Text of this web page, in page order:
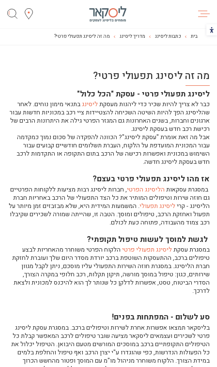
הכפתור משנה את צבעי הקונטרסט
בית כתבות ליסינג מדריך ליסינג מה זה ליסינג תפעולי פרטי?
ליסינג לעסקים-איך זה עובד?
עסקת ליסינג: כל היתרונות בכיס שלך
האם עסקת ליסינג מתאימה לעסקים קטנים?
האם ליסינג לציוד כבד משתלם?
וידאו: פתרונות ליסינג מותאמים לצרכים שלך
וידאו: האם עסקת הליסינג מתאימה לך?
נקודות למחשבה לפני ביצוע עסקת ליסינג לרכב
איזו עסקת ליסינג הכי מתאימה לך?
מה זה ליסינג?
מצא את ההבדלים: ליסינג מימוני מול ליסינג פרטי
תפעול שוטף רכב
בעל עסק-מה יותר כדאי הלוואה בבנק או עסקת ליסינג?
מימון וליסינג למשאית
יתרונות ליסינג מימוני
ליסינג מימוני או תפעולי
ליסינג מימוני שאלות נפוצות
מה זה ליסינג תפעולי פרטי?
המסמכים הנדרשים לפני ביצוע עסקת ליסינג
כיצד לבחור חברת ליסינג
ליסינג מימוני לעסקים
מה זה ליסינג תפעולי פרטי?
ליסינג תפעולי פרטי - עסקת "הכל כלול"
כבר לא צריך להיות שכיר כדי ליהנות מעסקתליסינגבתנאי מימון נוחים. לאחר
שהליסינג הפך להיות השיטה השכיחה להצטיידות ציי רכב במכוניות חדשות עבור
ארגונים וחברות, בשנים האחרונות גם המגזר הפרטי גילה את היתרונות הרבים של
רכישת רכב חדש בעסקת ליסינג.
אבל מה זאת אומרת "עסקת ליסינג"? הכוונה להפקדה של סכום נמוך כמקדמה
עבור המכונית המועדפת על הלקוח, העברת תשלומים חודשיים קבועים עבור
השימוש במכונית ואפשרות רכישה של הרכב בתום התקופה או התקדמות לרכב
חדש בעסקת ליסינג חדשה.
אז מהו ליסינג תפעולי פרטי בעצם?
במסגרת עסקאות הליסינג הפרטי, חברות ליסינג רבות מציעות ללקוחות הפרטיים
גם חוזה שירות וטיפולים המותיר את כל הצד התפעולי של הרכב באחריות חברת
הליסינג - קריליסינג תפעולי. המשמעות המידית היא, שלא מבזבזים זמן מיותר על
תפעול ואחזקת הרכב, טיפולים ומוסך. הטבה זו, שהייתה שמורה לשכירים שקיבלו
רכב צמוד מהעבודה, פתוחה כעת לכולם.
לגשת למוסך לעשות טיפול תקופתי?
במסגרת עסקתליסינג תפעולי פרטי הלקוח הפרטי משוחרר מהאחריות לבצע
טיפולים ברכב, ההתעסקות השוטפת ברכב יורדת מסדר היום שלך ועוברת לחזקת
חברת הליסינג. במסגרת חוזה השירות התפעולי עליו מוסכם, ניתן לקבל מגוון
שירותים, כגון: טיפול במוסך מורשה, תיקון תקלות, רכב חלופי במקרה הצורך,
הסדרי הביטוח, טסט, אפשרות לדלקן כל שנותר לך הוא להיכנס למכונית ולצאת
לדרכך.
סע לשלום - המפתחות בפנים!
בליסקאר תמצאו אפשרות אחרת לשירות וטיפולים ברכב. במסגרת עסקת ליסינג
פרטי לשכירים ועצמאים ליסקאר מציעה שובר טיפולים לרכב המאפשר קבלת כל
הטיפולים התקופתיים ברכב במוסכים המורשים מטעם היבואן. הטיפול יכלול את
כל הפעולות הנדרשות, כפי שהוגדרו ע"י יצרן הרכב ואף טיפול והחלפת בלמים
במידת הצורך. הלקוח משוחרר מניהול מו"מ עם המוסך ופטור מהחשש הכרוך